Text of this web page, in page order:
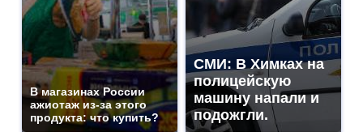
В магазинах России
ажиотаж из-за этого
продукта: что купить?
СМИ: В Химках на
полицейскую
машину напали и
подожгли.